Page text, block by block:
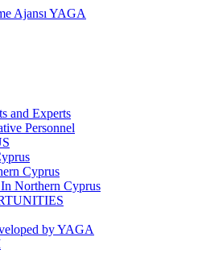
and Experts
Personnel
Cyprus
Northern Cyprus
by YAGA